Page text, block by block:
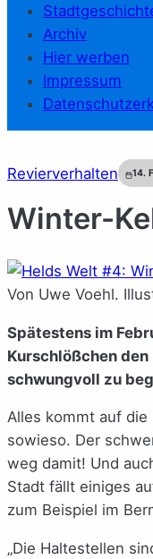
Archiv
Hier werben
Impressum
Revierverhalten 14.
Winter-
Von Uwe Voehl.
Spätestens im
Kurschlößchen den
schwungvoll zu
Alles kommt auf die
sowieso. Der
weg damit! Und
Stadt fällt einiges
zum Beispiel im
„Die Haltestellen